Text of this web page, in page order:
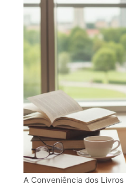
A Conveniência dos